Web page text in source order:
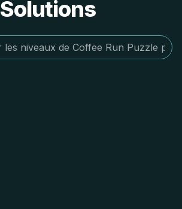
Solutions